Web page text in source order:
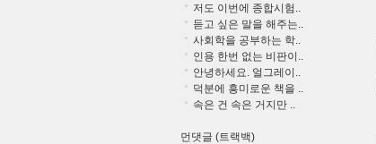
저도 이번에 종합시험..
듣고 싶은 말을 해주는..
사회학을 공부하는 학..
인용 한번 없는 비판이..
안녕하세요. 얼그레이..
덕분에 흥미로운 책을 ..
속은 건 속은 거지만 ..
먼댓글 (트랙백)